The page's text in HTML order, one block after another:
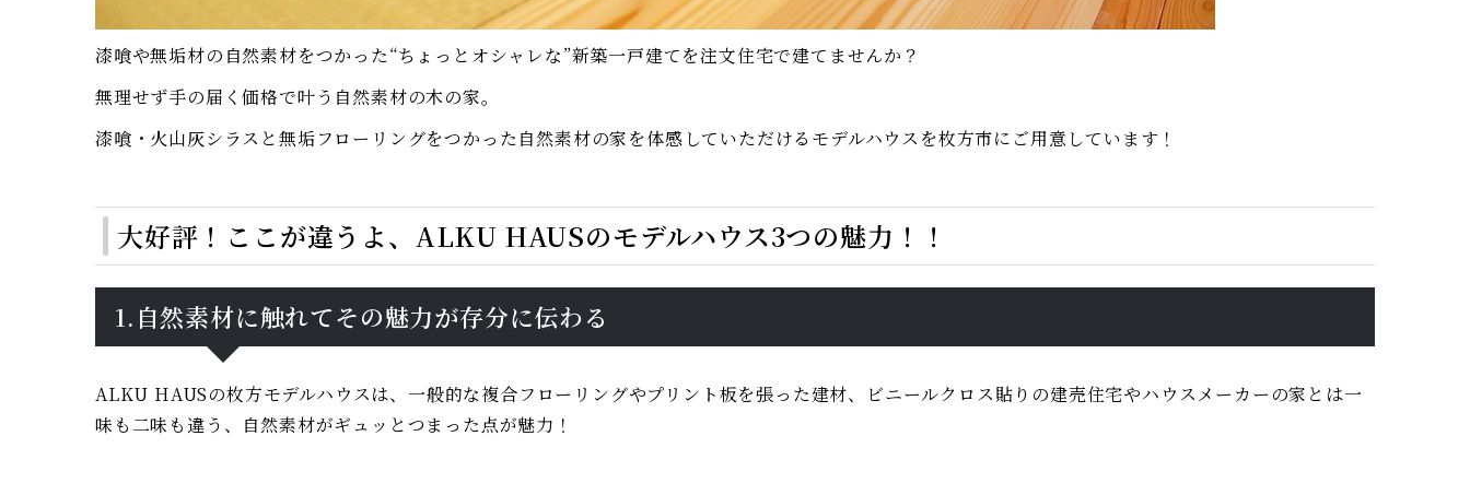
漆喰や無垢材の自然素材をつかった“ちょっとオシャレな”新築一戸建てを注文住宅で建てませんか？
無理せず手の届く価格で叶う自然素材の木の家。
漆喰・火山灰シラスと無垢フローリングをつかった自然素材の家を体感していただけるモデルハウスを枚方市にご用意しています！
大好評！ここが違うよ、ALKU HAUSのモデルハウス3つの魅力！！
1.自然素材に触れてその魅力が存分に伝わる
ALKU HAUSの枚方モデルハウスは、一般的な複合フローリングやプリント板を張った建材、ビニールクロス貼りの建売住宅やハウスメーカーの家とは一
味も二味も違う、自然素材がギュッとつまった点が魅力！